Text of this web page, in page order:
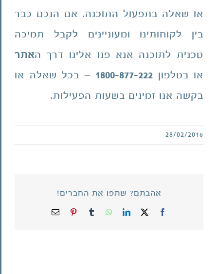
או שאלה בתפעול התוכנה. אם הנכם כבר
בין לקוחותינו ומעוניינים לקבל תמיכה
טכנית לתוכנה אנא פנו אלינו דרך האתר
או בטלפון 1800-877-222 – בכל שאלה או
בקשה אנו זמינים בשעות הפעילות.
28/02/2016
אהבתם? שתפו את החברים!
Facebook
X
LinkedIn
WhatsApp
Tumblr
Pinterestכתובת